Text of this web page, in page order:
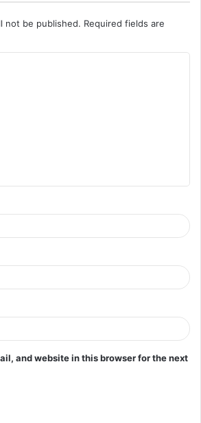
not be published. Required fields are
and website in this browser for the next